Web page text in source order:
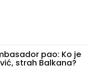
pao: Ko je
strah Balkana?